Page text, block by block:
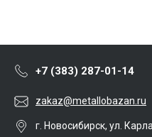
+7 (383) 287-01-14
zakaz@metallobazan.ru
г. Новосибирск, ул.